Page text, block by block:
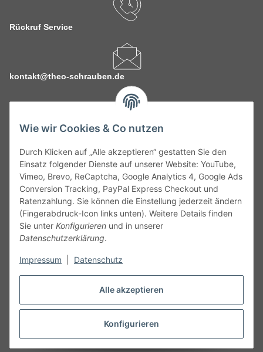
Alle akzeptieren
Konfigurieren
Wie wir Cookies & Co nutzen
Durch Klicken auf „Alle akzeptieren“ gestatten Sie den
Einsatz folgender Dienste auf unserer Website: YouTube,
Vimeo, Brevo, ReCaptcha, Google Analytics 4, Google Ads
Conversion Tracking, PayPal Express Checkout und
Ratenzahlung. Sie können die Einstellung jederzeit ändern
(Fingerabdruck-Icon links unten). Weitere Details finden
Sie unter Konfigurieren und in unserer
Datenschutzerklärung.
Impressum Datenschutz
Rückruf Service
kontakt@theo-schrauben.de
Service
Gesetzliche Informationen
Alle technischen Angaben ohne Gewähr. Irrtümer und fehlerhafte
Angaben vorbehalten. Wenn Sie Datenblätter oder spezielle
unseren Kundenservice. Abbildungen der Artikel können
Vertrag widerrufen